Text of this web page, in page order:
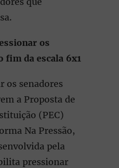
os
fim da escala 6x1
os senadores
a Proposta de
(PEC)
Na Pressão,
pela
pressionar